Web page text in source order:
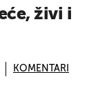
živi i
KOMENTARI